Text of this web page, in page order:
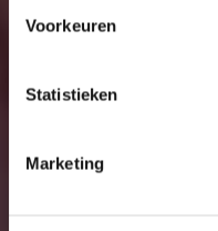
Voorkeuren
Statistieken
Marketing